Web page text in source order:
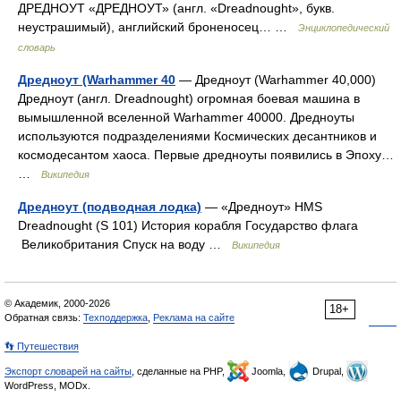
ДРЕДНОУТ «ДРЕДНОУТ» (англ. «Dreadnought», букв.
неустрашимый), английский броненосец… …
Энциклопедический
словарь
Дредноут (Warhammer 40 — Дредноут (Warhammer 40,000)
Дредноут (англ. Dreadnought) огромная боевая машина в
вымышленной вселенной Warhammer 40000. Дредноуты
используются подразделениями Космических десантников и
космодесантом хаоса. Первые дредноуты появились в Эпоху…
Википедия
Дредноут (подводная лодка) — «Дредноут» HMS
Dreadnought (S 101) История корабля Государство флага
Великобритания Спуск на воду …
Википедия
18+
© Академик, 2000-2026
Обратная связь: Техподдержка Реклама на сайте
👣 Путешествия
Экспорт словарей на сайты , сделанные на PHP, Joomla,
Drupal,
WordPress, MODx.